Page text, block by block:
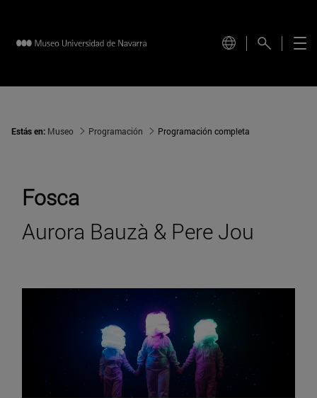
Estás en: Museo Programación Programación completa
Fosca
Aurora Bauzà & Pere Jou